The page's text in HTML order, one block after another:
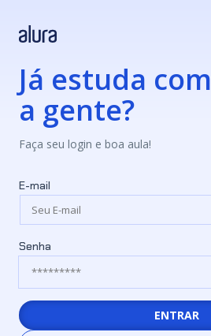
Já estuda com
a gente?
Faça seu login e boa aula!
E-mail
Senha
ENTRAR